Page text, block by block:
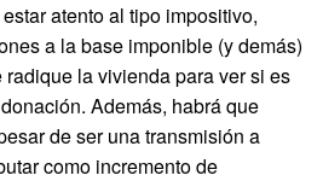
atento al tipo impositivo,
a la base imponible (y demás)
la vivienda para ver si es
Además, habrá que
de ser una transmisión a
como incremento de